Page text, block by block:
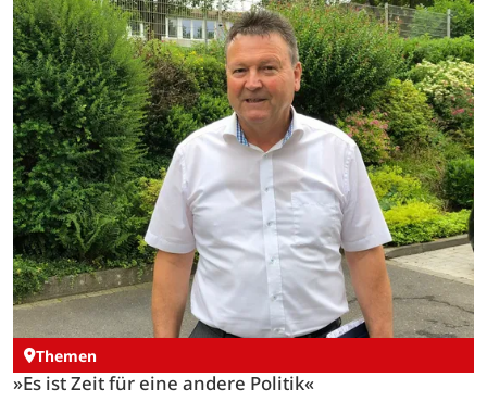
Themen
»Es ist Zeit für eine andere Politik«